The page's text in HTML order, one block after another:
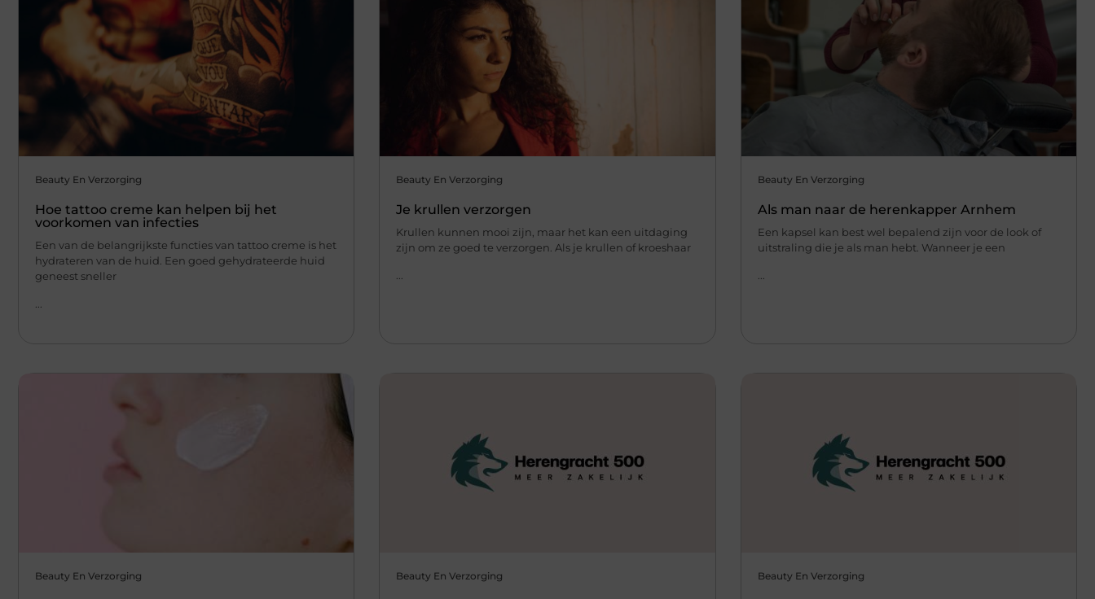
Beauty En Verzorging
Hoe tattoo creme kan helpen bij het
voorkomen van infecties
Een van de belangrijkste functies van tattoo creme is het
hydrateren van de huid. Een goed gehydrateerde huid
geneest sneller
Beauty En Verzorging
Je krullen verzorgen
Krullen kunnen mooi zijn, maar het kan een uitdaging
zijn om ze goed te verzorgen. Als je krullen of kroeshaar
Beauty En Verzorging
Als man naar de herenkapper Arnhem
Een kapsel kan best wel bepalend zijn voor de look of
uitstraling die je als man hebt. Wanneer je een
Beauty En Verzorging Beauty En Verzorging Beauty En Verzorging